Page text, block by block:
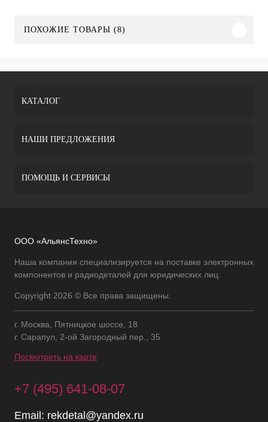
ПОХОЖИЕ ТОВАРЫ (8)
КАТАЛОГ
НАШИ ПРЕДЛОЖЕНИЯ
ПОМОЩЬ И СЕРВИСЫ
ООО «АльянсТехно»
Наша компания специализируется на поставке электронных
компонентов и радиодеталей для юридических лиц.
Copyright 2026 © Все права защищены.
г. Москва, Пятницкое шоссе, 18
г. Сарапул, 2-ой Загородный пер., 35
Посмотреть на карте
+7 (495) 641-08-07
Email: rekdetal@yandex.ru